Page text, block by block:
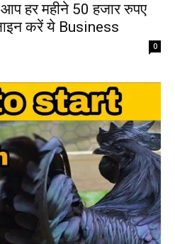
हर महीने 50 हजार रुपए
करें ये Business
0